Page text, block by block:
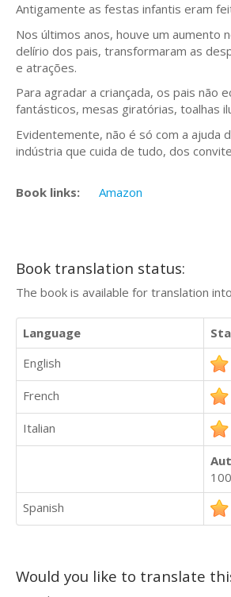
Antigamente as festas infantis eram
Nos últimos anos, houve um aumento
delírio dos pais, transformaram as
e atrações.
Para agradar a criançada, os pais não
fantásticos, mesas giratórias, toalhas
Evidentemente, não é só com a ajuda
indústria que cuida de tudo, dos
Book links: Amazon
Book translation status:
The book is available for translation
Language
English
French
Italian
Spanish
Would you like to translate